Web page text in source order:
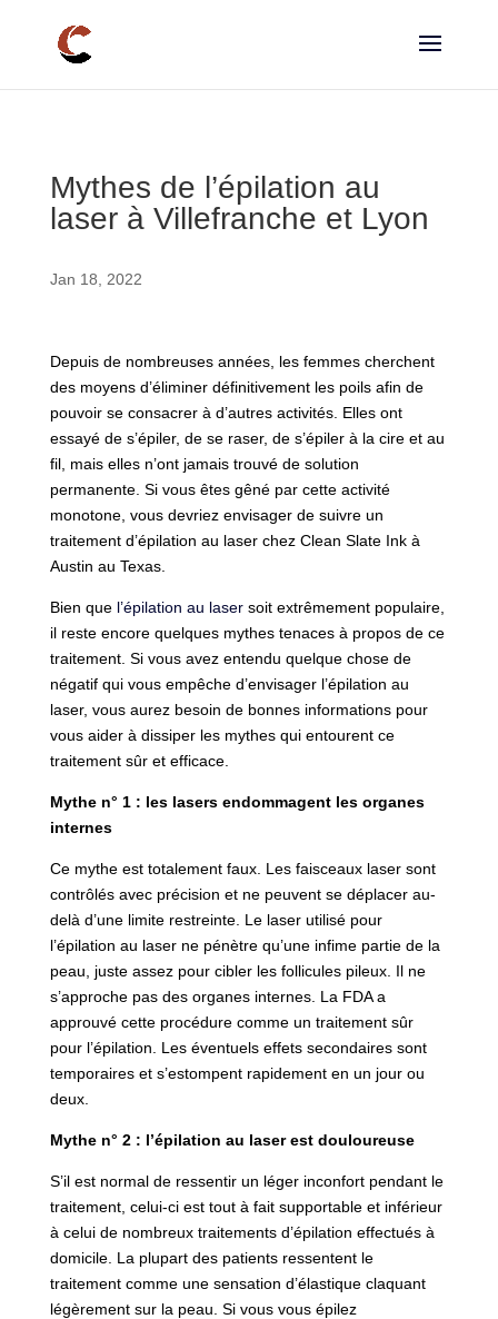
Mythes de l’épilation au
laser à Villefranche et Lyon
Jan 18, 2022
Depuis de nombreuses années, les femmes cherchent
des moyens d’éliminer définitivement les poils afin de
pouvoir se consacrer à d’autres activités. Elles ont
essayé de s’épiler, de se raser, de s’épiler à la cire et au
fil, mais elles n’ont jamais trouvé de solution
permanente. Si vous êtes gêné par cette activité
monotone, vous devriez envisager de suivre un
traitement d’épilation au laser chez Clean Slate Ink à
Austin au Texas.
Bien que l’épilation au lasersoit extrêmement populaire,
il reste encore quelques mythes tenaces à propos de ce
traitement. Si vous avez entendu quelque chose de
négatif qui vous empêche d’envisager l’épilation au
laser, vous aurez besoin de bonnes informations pour
vous aider à dissiper les mythes qui entourent ce
traitement sûr et efficace.
Mythe n° 1 : les lasers endommagent les organes
internes
Ce mythe est totalement faux. Les faisceaux laser sont
contrôlés avec précision et ne peuvent se déplacer au-
delà d’une limite restreinte. Le laser utilisé pour
l’épilation au laser ne pénètre qu’une infime partie de la
peau, juste assez pour cibler les follicules pileux. Il ne
s’approche pas des organes internes. La FDA a
approuvé cette procédure comme un traitement sûr
pour l’épilation. Les éventuels effets secondaires sont
temporaires et s’estompent rapidement en un jour ou
deux.
Mythe n° 2 : l’épilation au laser est douloureuse
S’il est normal de ressentir un léger inconfort pendant le
traitement, celui-ci est tout à fait supportable et inférieur
à celui de nombreux traitements d’épilation effectués à
domicile. La plupart des patients ressentent le
traitement comme une sensation d’élastique claquant
légèrement sur la peau. Si vous vous épilez